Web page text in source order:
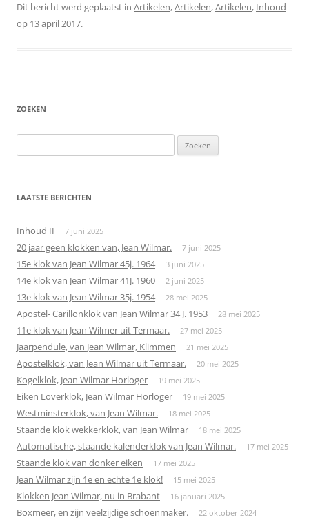
Dit bericht werd geplaatst in Artikelen,Artikelen,Artikelen, Inhoud
op 13 april 2017.
ZOEKEN
naar:
LAATSTE BERICHTEN
Inhoud II 7 juni 2025
20 jaar geen klokken van, Jean Wilmar. 7 juni 2025
15e klok van Jean Wilmar 45j. 1964 3 juni 2025
14e klok van Jean Wilmar 41J. 1960 2 juni 2025
13e klok van Jean Wilmar 35j. 1954 28 mei 2025
Apostel- Carillonklok van Jean Wilmar 34 J. 1953 28 mei 2025
11e klok van Jean Wilmer uit Termaar. 27 mei 2025
Jaarpendule, van Jean Wilmar, Klimmen 21 mei 2025
Apostelklok, van Jean Wilmar uit Termaar. 20 mei 2025
Kogelklok, Jean Wilmar Horloger 19 mei 2025
Eiken Loverklok, Jean Wilmar Horloger 19 mei 2025
Westminsterklok, van Jean Wilmar. 18 mei 2025
Staande klok wekkerklok, van Jean Wilmar 18 mei 2025
Automatische, staande kalenderklok van Jean Wilmar. 17 mei 2025
Staande klok van donker eiken 17 mei 2025
Jean Wilmar zijn 1e en echte 1e klok! 15 mei 2025
Klokken Jean Wilmar, nu in Brabant 16 januari 2025
Boxmeer, en zijn veelzijdige schoenmaker. 22 oktober 2024